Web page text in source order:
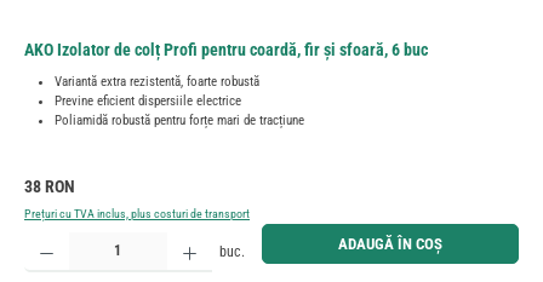
AKO Izolator de colț Profi pentru coardă, fir și sfoară, 6 buc
Variantă extra rezistentă, foarte robustă
Previne eficient dispersiile electrice
Poliamidă robustă pentru forțe mari de tracțiune
Preț obișnuit:
38 RON
Prețuri cu TVA inclus, plus costuri de transport
Cantitate produs: Introduceți cantitatea dorită sau utilizați butoanele pentru a mări sau micșora
buc. ADAUGĂ ÎN COȘ